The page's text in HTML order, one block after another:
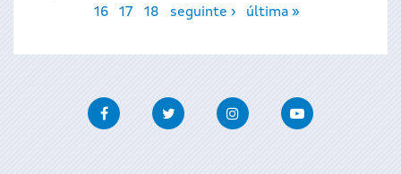
16
17 18 seguinte › última »
FacebookTwitter InstagramYoutube